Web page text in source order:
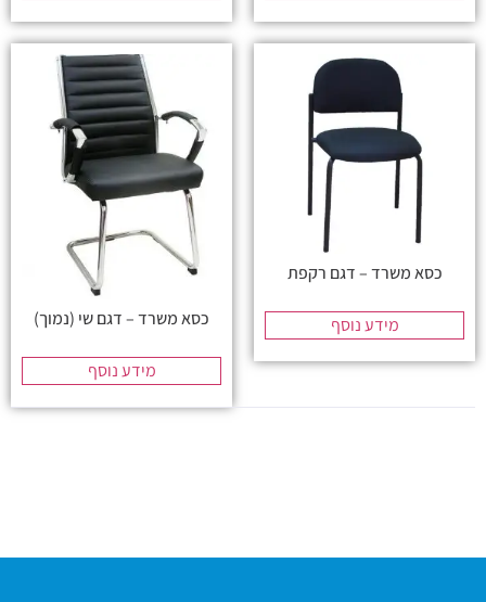
כסא משרד – דגם רקפת
מידע נוסף כסא משרד – דגם שי (נמוך)
מידע נוסף